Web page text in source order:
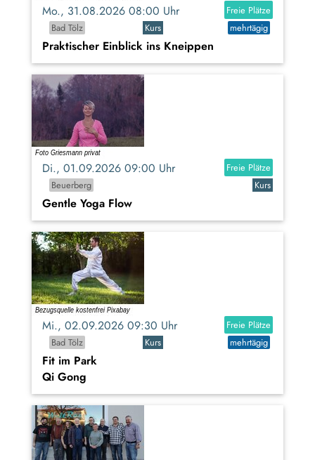
Mo., 31.08.2026 08:00 Uhr
Freie Plätze
Bad Tölz
Kurs mehrtägig
Praktischer Einblick ins Kneippen
Di., 01.09.2026 09:00 Uhr
Freie Plätze
Beuerberg
Kurs
Gentle Yoga Flow
Mi., 02.09.2026 09:30 Uhr
Freie Plätze
Bad Tölz
Kurs mehrtägig
Fit im Park
Qi Gong